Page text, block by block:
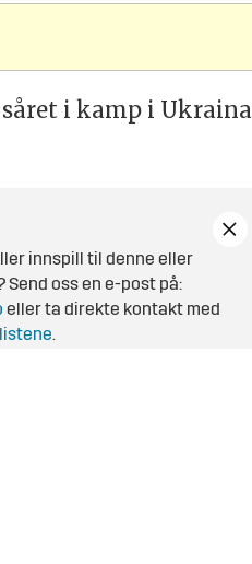
i kamp i Ukraina
innspill til denne eller
Send oss en e-post på:
eller ta direkte kontakt med
.